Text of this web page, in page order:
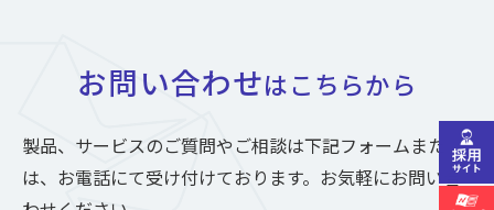
お問い合わせはこちらから
製品、サービスのご質問やご相談は下記フォームまた
は、お電話にて受け付けております。お気軽にお問い合